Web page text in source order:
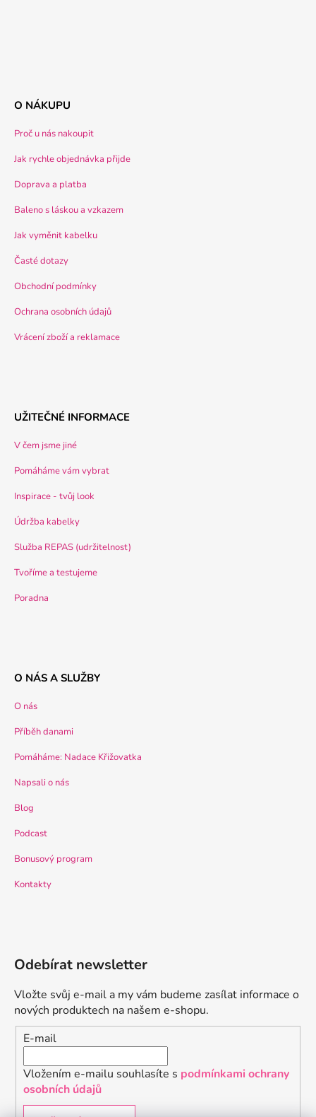
O NÁKUPU
Proč u nás nakoupit
Jak rychle objednávka přijde
Doprava a platba
Baleno s láskou a vzkazem
Jak vyměnit kabelku
Časté dotazy
Obchodní podmínky
Ochrana osobních údajů
Vrácení zboží a reklamace
UŽITEČNÉ INFORMACE
V čem jsme jiné
Pomáháme vám vybrat
Inspirace - tvůj look
Údržba kabelky
Služba REPAS (udržitelnost)
Tvoříme a testujeme
Poradna
O NÁS A SLUŽBY
O nás
Příběh danami
Pomáháme: Nadace Křižovatka
Napsali o nás
Blog
Podcast
Bonusový program
Kontakty
Odebírat newsletter
Vložte svůj e-mail a my vám budeme zasílat informace o
nových produktech na našem e-shopu.
E-mail
Vložením e-mailu souhlasíte s podmínkami ochrany
osobních údajů